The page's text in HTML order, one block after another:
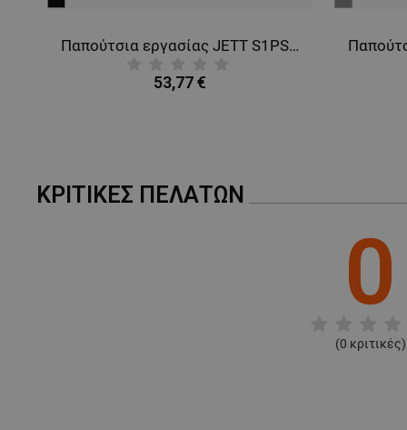
Παπούτσια εργασίας JETT S1PS ESD BLACK/GREEN
53,77 €
ΚΡΙΤΙΚΈΣ ΠΕΛΑΤΏΝ
0
(0 κριτικές)